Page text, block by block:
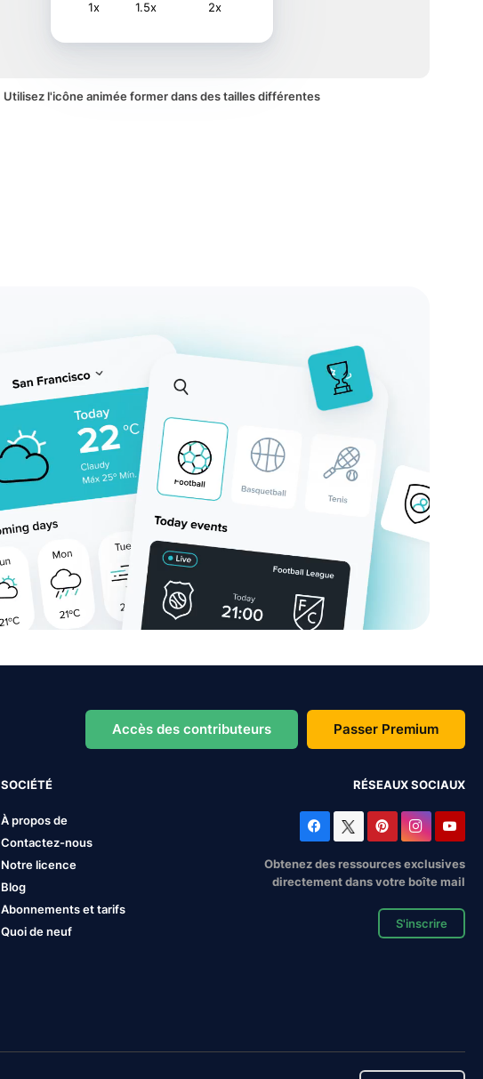
1x 1.5x 2x
Utilisez l'icône animée former dans des tailles différentes
Accès des contributeurs Passer Premium
SOCIÉTÉ
À propos de
Contactez-nous
Notre licence
Blog
Abonnements et tarifs
Quoi de neuf
RÉSEAUX SOCIAUX
Obtenez des ressources exclusives
directement dans votre boîte mail
S'inscrire